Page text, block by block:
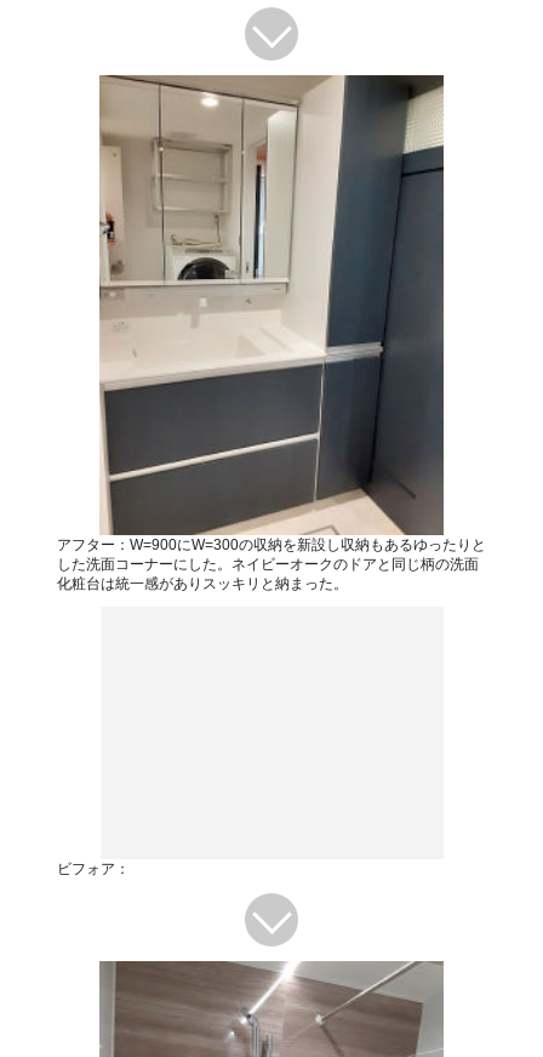
アフター：W=900にW=300の収納を新設し収納もあるゆったりと
した洗面コーナーにした。ネイビーオークのドアと同じ柄の洗面
化粧台は統一感がありスッキリと納まった。
ビフォア：